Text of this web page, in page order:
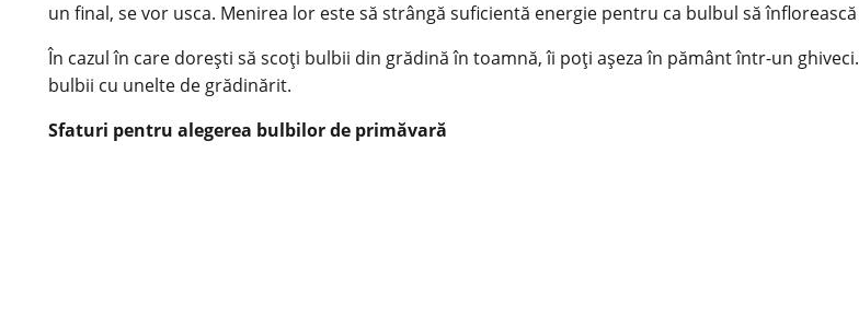
un final, se vor usca. Menirea lor este să strângă suficientă energie pentru ca bulbul să
În cazul în care dorești să scoți bulbii din grădină în toamnă, îi poți așeza în pământ într-un
bulbii cu unelte de grădinărit.
Sfaturi pentru alegerea bulbilor de primăvară